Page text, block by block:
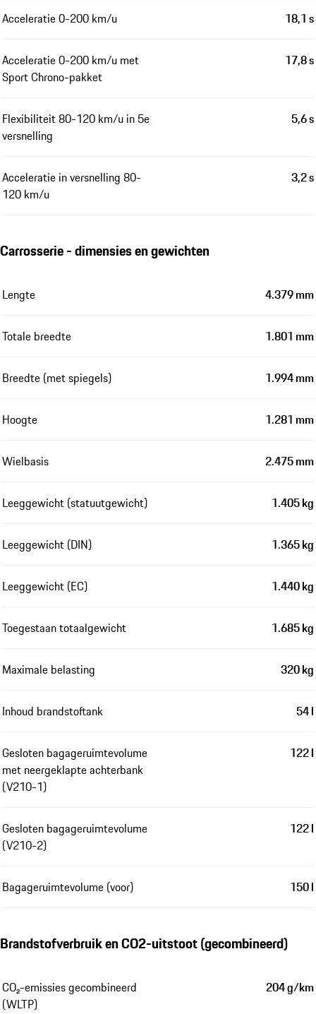
Acceleratie 0-200 km/u 18,1 s
Acceleratie 0-200 km/u met
Sport Chrono-pakket
17,8 s
Flexibiliteit 80-120 km/u in 5e
versnelling
5,6 s
Acceleratie in versnelling 80-
120 km/u
3,2 s
Carrosserie - dimensies en gewichten
Lengte 4.379 mm
Totale breedte 1.801 mm
Breedte (met spiegels) 1.994 mm
Hoogte 1.281 mm
Wielbasis 2.475 mm
Leeggewicht (statuutgewicht) 1.405 kg
Leeggewicht (DIN) 1.365 kg
Leeggewicht (EC) 1.440 kg
Toegestaan totaalgewicht 1.685 kg
Maximale belasting 320 kg
Inhoud brandstoftank 54 l
Gesloten bagageruimtevolume
met neergeklapte achterbank
(V210-1)
122 l
Gesloten bagageruimtevolume
(V210-2)
122 l
Bagageruimtevolume (voor) 150 l
Brandstofverbruik en CO2-uitstoot (gecombineerd)
CO₂-emissies gecombineerd
(WLTP)
204 g/km